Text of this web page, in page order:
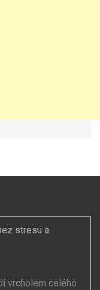
stresu a
vrcholem celého